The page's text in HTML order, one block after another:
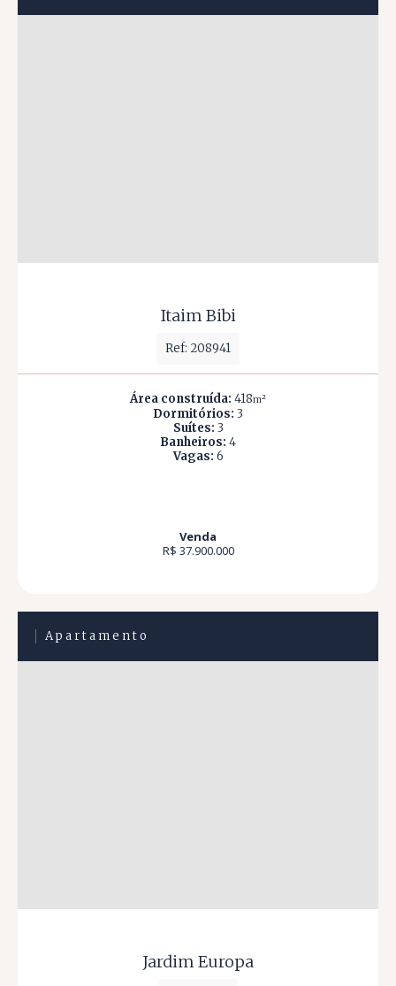
Itaim Bibi
Ref: 208941
Área construída: 418m²
Dormitórios: 3
Suítes: 3
Banheiros: 4
Vagas: 6
Venda
R$ 37.900.000
Apartamento
Jardim Europa